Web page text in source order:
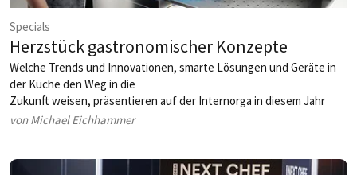
Specials
Herzstück gastronomischer Konzepte
Welche Trends und Innovationen, smarte Lösungen und Geräte in
der Küche den Weg in die
Zukunft weisen, präsentieren auf der Internorga in diesem Jahr
mehr als 200 Aussteller
von Michael Eichhammer